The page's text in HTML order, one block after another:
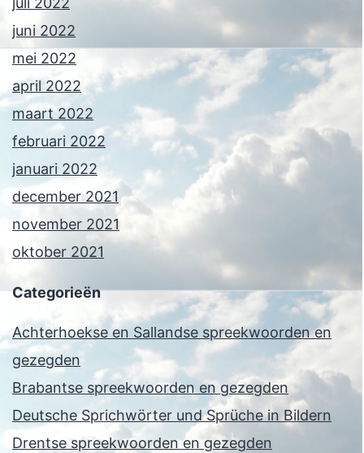
juni 2022
mei 2022
april 2022
maart 2022
februari 2022
januari 2022
december 2021
november 2021
oktober 2021
Categorieën
Achterhoekse en Sallandse spreekwoorden en
gezegden
Brabantse spreekwoorden en gezegden
Deutsche Sprichwörter und Sprüche in Bildern
Drentse spreekwoorden en gezegden